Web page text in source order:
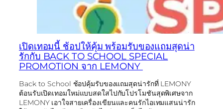
เปิดเทอมนี้ ช้อปให้คุ้ม พร้อมรับของแถมสุดน่า
รักกับ BACK TO SCHOOL SPECIAL
PROMOTION จาก LEMONY
Back to School ช้อปคุ้มรับของแถมสุดน่ารักที่ LEMONY
ต้อนรับเปิดเทอมใหม่แบบสดใสไปกับโปรโมชันสุดพิเศษจาก
LEMONY เอาใจสายเครื่องเขียนและคนรักไอเทมแสนน่ารัก